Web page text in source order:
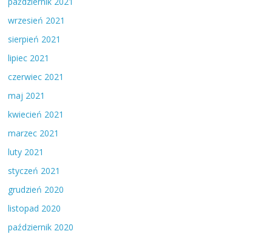
wrzesień 2021
sierpień 2021
lipiec 2021
czerwiec 2021
maj 2021
kwiecień 2021
marzec 2021
luty 2021
styczeń 2021
grudzień 2020
listopad 2020
październik 2020